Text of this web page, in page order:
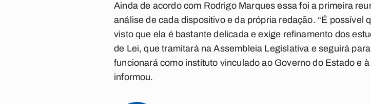
Ainda de acordo com Rodrigo Marques essa foi a primeira
análise de cada dispositivo e da própria redação. “É possível
visto que ela é bastante delicada e exige refinamento dos
de Lei, que tramitará na Assembleia Legislativa e seguirá
funcionará como instituto vinculado ao Governo do Estado e
informou.